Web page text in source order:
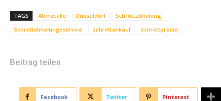
TAGS Altmetalle Düsseldorf
Schrottabholung
Schrottabholungsservice
Schrottankauf Schrottpreise
Beitrag teilen
Facebook Twitter Pinterest